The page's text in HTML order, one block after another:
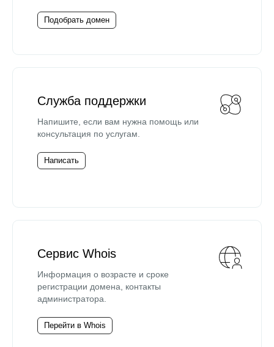
Подобрать домен
Служба поддержки
Напишите, если вам нужна помощь или
консультация по услугам.
Написать
Сервис Whois
Информация о возрасте и сроке
регистрации домена, контакты
администратора.
Перейти в Whois